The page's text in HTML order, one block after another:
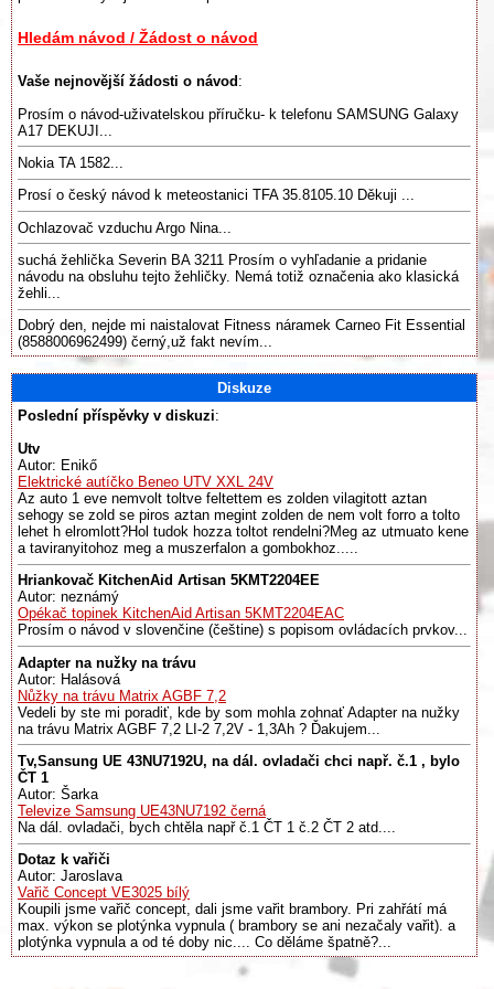
Hledám návod / Žádost o návod
Vaše nejnovější žádosti o návod :
Prosím o návod-uživatelskou příručku- k telefonu SAMSUNG Galaxy
A17 DEKUJI...
Nokia TA 1582...
Prosí o český návod k meteostanici TFA 35.8105.10 Děkuji ...
Ochlazovač vzduchu Argo Nina...
suchá žehlička Severin BA 3211 Prosím o vyhľadanie a pridanie
návodu na obsluhu tejto žehličky. Nemá totiž označenia ako klasická
žehli...
Dobrý den, nejde mi naistalovat Fitness náramek Carneo Fit Essential
(8588006962499) černý,už fakt nevím...
Diskuze
Poslední příspěvky v diskuzi:
Utv
Autor: Enikő
Elektrické autíčko Beneo UTV XXL 24V
Az auto 1 eve nemvolt toltve feltettem es zolden vilagitott aztan
sehogy se zold se piros aztan megint zolden de nem volt forro a tolto
lehet h elromlott?Hol tudok hozza toltot rendelni?Meg az utmuato kene
a taviranyitohoz meg a muszerfalon a gombokhoz.....
Hriankovač KitchenAid Artisan 5KMT2204EE
Autor: neznámý
Opékač topinek KitchenAid Artisan 5KMT2204EAC
Prosím o návod v slovenčine (češtine) s popisom ovládacích prvkov...
Adapter na nužky na trávu
Autor: Halásová
Nůžky na trávu Matrix AGBF 7,2
Vedeli by ste mi poradiť, kde by som mohla zohnať Adapter na nužky
na trávu Matrix AGBF 7,2 LI-2 7,2V - 1,3Ah ? Ďakujem...
Tv,Sansung UE 43NU7192U, na dál. ovladači chci např. č.1 , bylo
ČT 1
Autor: Šarka
Televize Samsung UE43NU7192 černá
Na dál. ovladači, bych chtěla např č.1 ČT 1 č.2 ČT 2 atd....
Dotaz k vařiči
Autor: Jaroslava
Vařič Concept VE3025 bílý
Koupili jsme vařič concept, dali jsme vařit brambory. Pri zahřátí má
max. výkon se plotýnka vypnula ( brambory se ani nezačaly vařit). a
plotýnka vypnula a od té doby nic.... Co děláme špatně?...